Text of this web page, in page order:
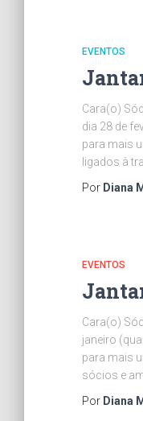
EVENTOS
Cara(o)
dia 28 de
para mais
ligados à
Por Diana
EVENTOS
Cara(o)
janeiro
para mais
sócios e
Por Diana